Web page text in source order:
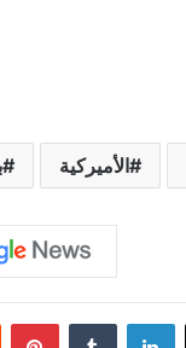
الأميركية
‫X لينكدإن